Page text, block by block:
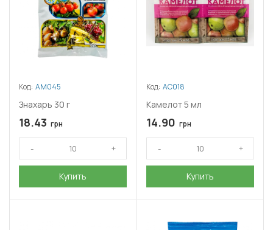
Код: АМ045
Знахарь 30 г
18.43 грн
Купить
Код: АС018
Камелот 5 мл
14.90 грн
Купить